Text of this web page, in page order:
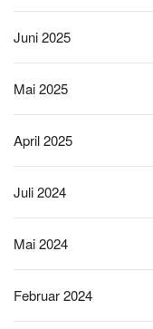
Juni 2025
Mai 2025
April 2025
Juli 2024
Mai 2024
Februar 2024